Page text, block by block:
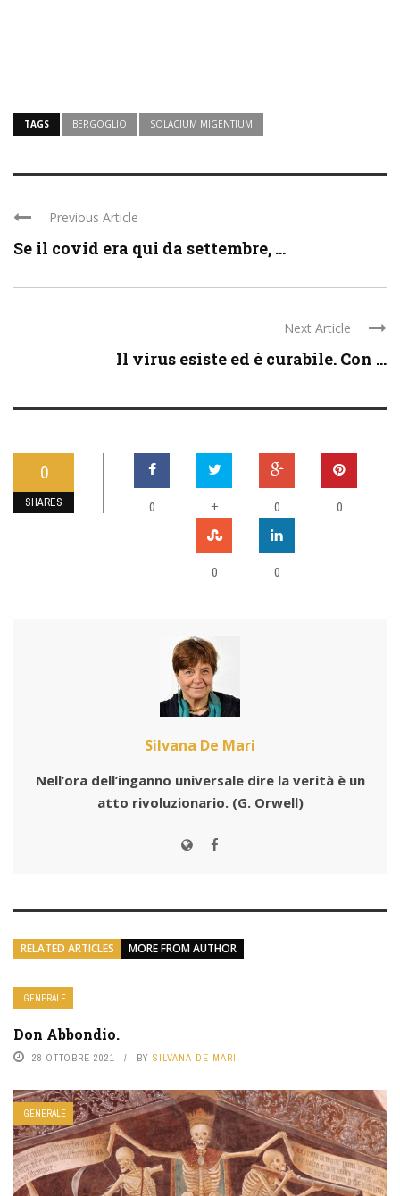
TAGS BERGOGLIO SOLACIUM MIGENTIUM
Previous Article
Se il covid era qui da settembre, ...
Next Article
Il virus esiste ed è curabile. Con ...
0
SHARES 0 + 0 0
0 0
Silvana De Mari
Nell’ora dell’inganno universale dire la verità è un
atto rivoluzionario. (G. Orwell)
RELATED ARTICLES MORE FROM AUTHOR
GENERALE
Don Abbondio.
28 OTTOBRE 2021 BY SILVANA DE MARI
GENERALE